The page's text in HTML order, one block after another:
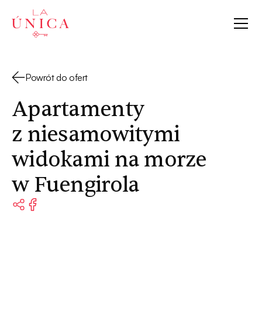
La Única
Powrót do ofert
Apartamenty
z niesamowitymi
widokami na morze
w Fuengirola